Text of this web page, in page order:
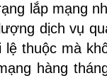
lắp mạng
dịch vụ
thuộc mà
hàng